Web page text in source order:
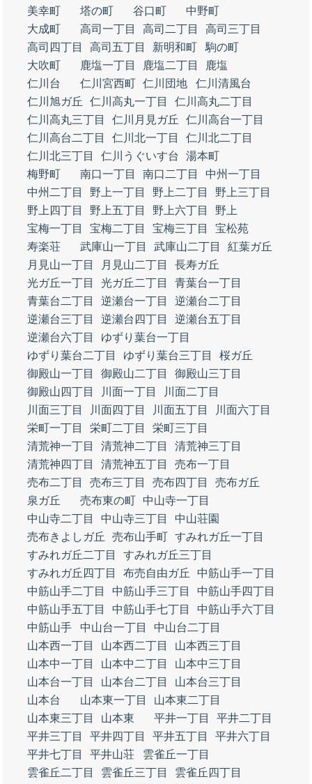
美幸町
塔の町 谷口町
中野町
大成町
高司一丁目 高司二丁目
高司三丁目
高司四丁目
高司五丁目 新明和町
駒の町
大吹町
鹿塩一丁目 鹿塩二丁目
鹿塩
仁川台
仁川宮西町 仁川団地
仁川清風台
仁川旭ガ丘
仁川高丸一丁目
仁川高丸二丁目
仁川高丸三丁目
仁川月見ガ丘
仁川高台一丁目
仁川高台二丁目
仁川北一丁目
仁川北二丁目
仁川北三丁目
仁川うぐいす台
湯本町
梅野町
南口一丁目 南口二丁目
中州一丁目
中州二丁目
野上一丁目 野上二丁目
野上三丁目
野上四丁目
野上五丁目 野上六丁目
野上
宝梅一丁目
宝梅二丁目 宝梅三丁目
宝松苑
寿楽荘
武庫山一丁目 武庫山二丁目
紅葉ガ丘
月見山一丁目
月見山二丁目
長寿ガ丘
光ガ丘一丁目
光ガ丘二丁目
青葉台一丁目
青葉台二丁目
逆瀬台一丁目
逆瀬台二丁目
逆瀬台三丁目
逆瀬台四丁目
逆瀬台五丁目
逆瀬台六丁目
ゆずり葉台一丁目
ゆずり葉台二丁目
ゆずり葉台三丁目
桜ガ丘
御殿山一丁目
御殿山二丁目
御殿山三丁目
御殿山四丁目
川面一丁目
川面二丁目
川面三丁目
川面四丁目 川面五丁目
川面六丁目
栄町一丁目
栄町二丁目
栄町三丁目
清荒神一丁目
清荒神二丁目
清荒神三丁目
清荒神四丁目
清荒神五丁目
売布一丁目
売布二丁目
売布三丁目 売布四丁目
売布ガ丘
泉ガ丘
売布東の町
中山寺一丁目
中山寺二丁目
中山寺三丁目
中山荘園
売布きよしガ丘
売布山手町 すみれガ丘一丁目
すみれガ丘二丁目
すみれガ丘三丁目
すみれガ丘四丁目
布売自由ガ丘
中筋山手一丁目
中筋山手二丁目
中筋山手三丁目
中筋山手四丁目
中筋山手五丁目
中筋山手七丁目
中筋山手六丁目
中筋山手
中山台一丁目
中山台二丁目
山本西一丁目
山本西二丁目
山本西三丁目
山本中一丁目
山本中二丁目
山本中三丁目
山本台一丁目
山本台二丁目
山本台三丁目
山本台
山本東一丁目
山本東二丁目
山本東三丁目
山本東 平井一丁目
平井二丁目
平井三丁目
平井四丁目 平井五丁目
平井六丁目
平井七丁目
平井山荘
雲雀丘一丁目
雲雀丘二丁目
雲雀丘三丁目
雲雀丘四丁目